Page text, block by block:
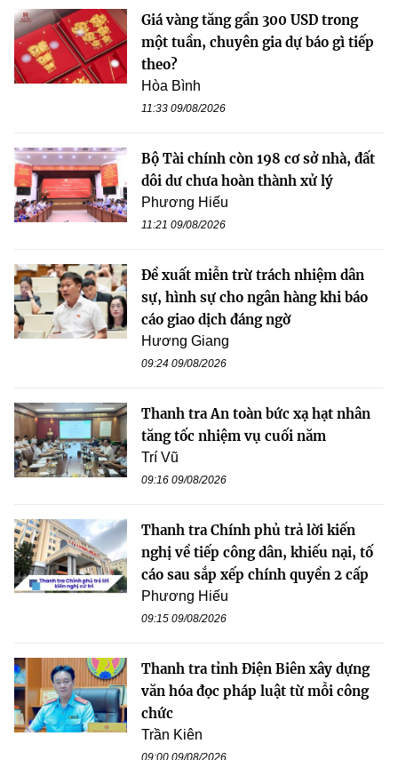
Giá vàng tăng gần 300 USD trong
một tuần, chuyên gia dự báo gì tiếp
theo?
Hòa Bình
11:33 09/08/2026
Bộ Tài chính còn 198 cơ sở nhà, đất
dôi dư chưa hoàn thành xử lý
Phương Hiếu
11:21 09/08/2026
Đề xuất miễn trừ trách nhiệm dân
sự, hình sự cho ngân hàng khi báo
cáo giao dịch đáng ngờ
Hương Giang
09:24 09/08/2026
Thanh tra An toàn bức xạ hạt nhân
tăng tốc nhiệm vụ cuối năm
Trí Vũ
09:16 09/08/2026
Thanh tra Chính phủ trả lời kiến
nghị về tiếp công dân, khiếu nại, tố
cáo sau sắp xếp chính quyền 2 cấp
Phương Hiếu
09:15 09/08/2026
Thanh tra tỉnh Điện Biên xây dựng
văn hóa đọc pháp luật từ mỗi công
chức
Trần Kiên
09:00 09/08/2026